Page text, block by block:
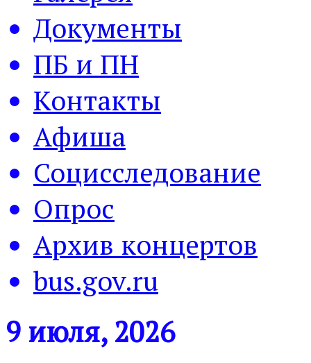
Документы
ПБ и ПН
Контакты
Афиша
Социсследование
Опрос
Архив концертов
bus.gov.ru
9 июля, 2026